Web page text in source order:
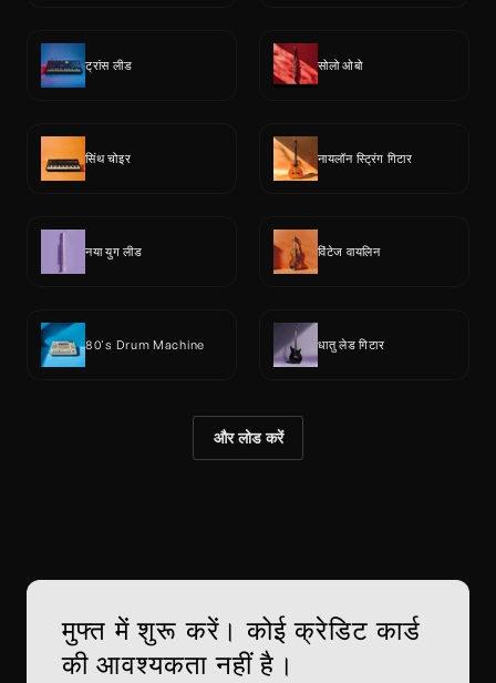
ट्रांस लीड सोलो ओबो
सिंथ चोइर नायलॉन स्ट्रिंग गिटार
नया युग लीड विंटेज वायलिन
80's Drum Machine धातु लेड गिटार
और लोड करें
मुफ्त में शुरू करें। कोई क्रेडिट कार्ड
की आवश्यकता नहीं है।